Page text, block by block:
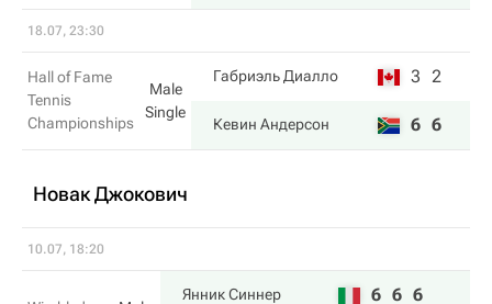
18.07, 23:30
Hall of Fame
Tennis
Championships
Male
Single
Габриэль Диалло 3 2
Кевин Андерсон 6 6
Новак Джокович
10.07, 18:20
Янник Синнер 6 6 6